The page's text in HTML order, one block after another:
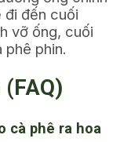
đi đến cuối
vỡ ống, cuối
phin.
cà phê ra hoa